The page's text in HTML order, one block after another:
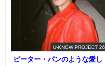
U-KNOW PROJECT 26
ピーター・パンのような愛し